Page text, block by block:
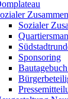
Sozialer
Sponsoring